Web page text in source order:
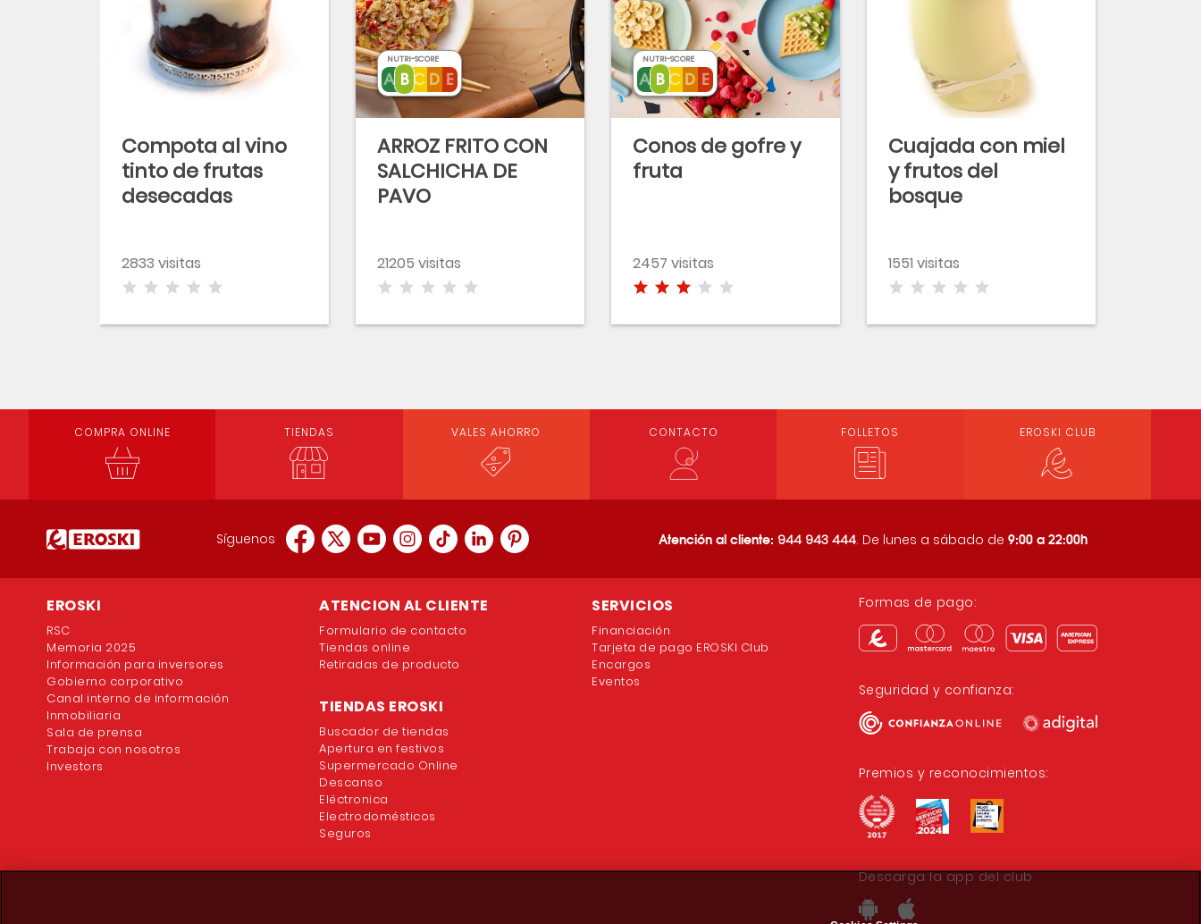
Compota al vino
tinto de frutas
desecadas
2833 visitas
ARROZ FRITO CON
SALCHICHA DE
PAVO
21205 visitas
NUTRI-SCORE
Conos de gofre y
fruta
2457 visitas
NUTRI-SCORE
Cuajada con miel
y frutos del
bosque
1551 visitas
COMPRA ONLINE TIENDAS VALES AHORRO CONTACTO FOLLETOS EROSKI CLUB
Síguenos Atención al cliente: 944 943 444. De lunes a sábado de 9:00 a 22:00h
EROSKI
RSC
Memoria 2025
Información para inversores
Gobierno corporativo
Canal interno de información
Inmobiliaria
Sala de prensa
Trabaja con nosotros
Investors
ATENCION AL CLIENTE
Formulario de contacto
Tiendas online
Retiradas de producto
TIENDAS EROSKI
Buscador de tiendas
Apertura en festivos
Supermercado Online
Descanso
Eléctronica
Electrodomésticos
Seguros
SERVICIOS
Financiación
Tarjeta de pago EROSKI Club
Encargos
Eventos
Formas de pago:
Seguridad y confianza:
Premios y reconocimientos:
Descarga la app del club